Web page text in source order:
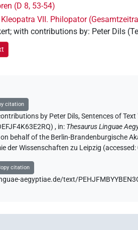
(D 8, 53-54)
Kleopatra VII. Philopator
;with contributions by: Peter Dils (
citation
by Peter Dils,Sentences of
, in: Thesaurus Linguae
behalf of the Berlin-Brandenburgische
der Wissenschaften zu Leipzig (accessed:
citation
aegyptiae.de/text/